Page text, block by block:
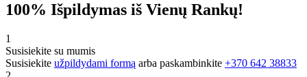
100% Išpildymas iš Vienų Rankų!
1
Susisiekite su mumis
Susisiekite užpildydami formą arba paskambinkite +370 642 38833